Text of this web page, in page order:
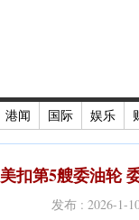
港闻 国际 娱乐
美扣第5艘委油轮
发布 : 2026-1-